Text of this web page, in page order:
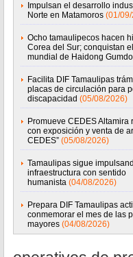
Impulsan el desarrollo
Norte en Matamoros (01/
Ocho tamaulipecos hacen
Corea del Sur; conquistan
mundial de Haidong Gumdo
Facilita DIF Tamaulipas
placas de circulación para
discapacidad (05/08/2026)
Promueve CEDES Altamira
con exposición y venta de
CEDES” (05/08/2026)
Tamaulipas sigue
infraestructura con sentido
humanista (04/08/2026)
Prepara DIF Tamaulipas
conmemorar el mes de las
mayores (04/08/2026)